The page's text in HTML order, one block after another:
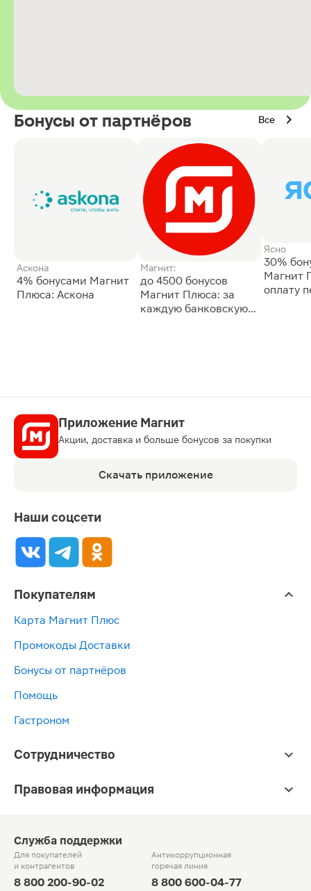
Бонусы от партнёров Все
Аскона
4% бонусами Магнит
Плюса: Аскона
Магнит:
до 4500 бонусов
Магнит Плюса: за
каждую банковскую
Ясно
30%
Магнит
оплату
Приложение Магнит
Акции, доставка и больше бонусов за покупки
Скачать приложение
Наши соцсети
Покупателям
Карта Магнит Плюс
Промокоды Доставки
Бонусы от партнёров
Помощь
Гастроном
Сотрудничество
Правовая информация
Служба поддержки
Для покупателей
и контрагентов
8 800 200-90-02
Антикоррупционная
горячая линия
8 800 600-04-77